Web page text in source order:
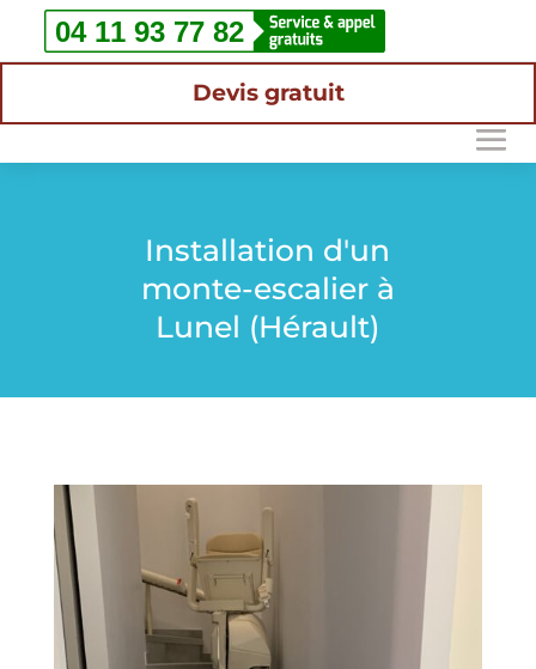
Devis gratuit
Installation d'un
monte-escalier à
Lunel (Hérault)